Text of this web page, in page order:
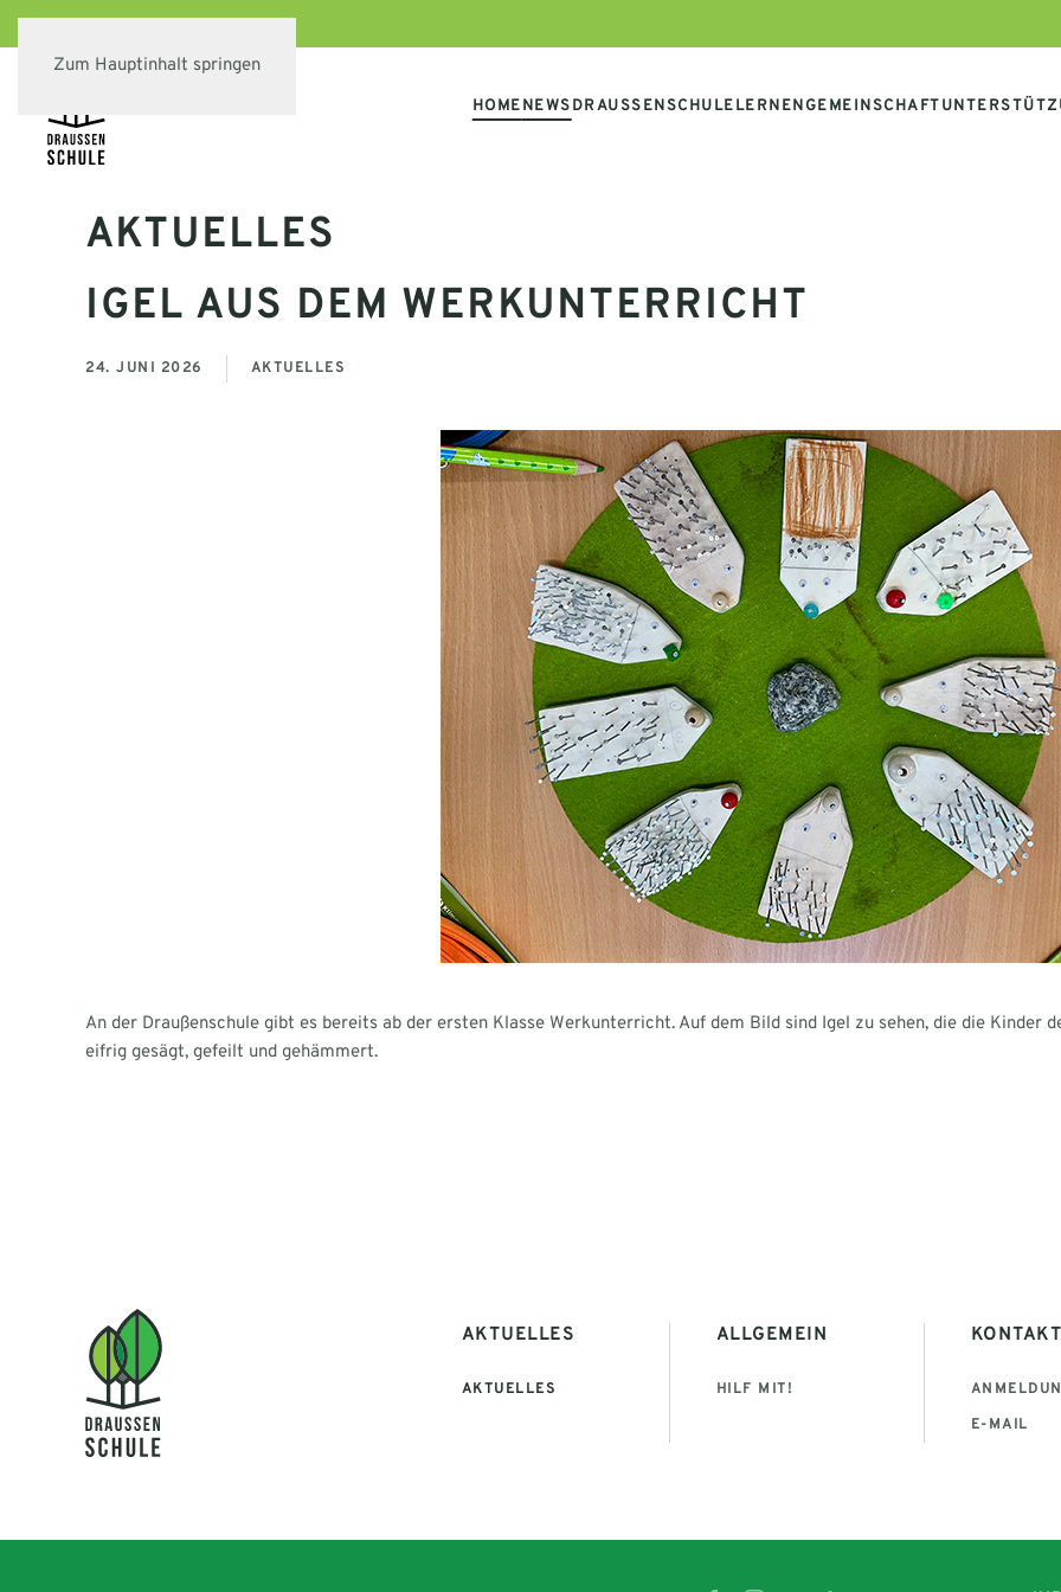
Zum Hauptinhalt springen
HOMENEWSDRAUSSENSCHULE LERNENGEMEINSCHAFT
AKTUELLES
IGEL AUS DEM WERKUNTERRICHT
24. JUNI 2026 AKTUELLES
An der Draußenschule gibt es bereits ab der ersten Klasse Werkunterricht. Auf dem Bild sind Igel zu sehen, die die Kinder
eifrig gesägt, gefeilt und gehämmert.
AKTUELLES
AKTUELLES
ALLGEMEIN
HILF MIT!
KONTAKT
E-MAIL